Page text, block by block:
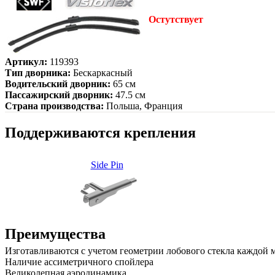
Остутствует
Артикул: 119393
Тип дворника: Бескаркасный
Водительский дворник: 65 см
Пассажирский дворник: 47.5 см
Страна производства: Польша, Франция
Поддерживаются крепления
Side Pin
Преимущества
Изготавливаются с учетом геометрии лобового стекла
Наличие ассиметричного спойлера
Великолепная аэродинамика